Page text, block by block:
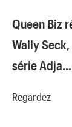
Queen Biz
Wally
série Adja…
Regardez